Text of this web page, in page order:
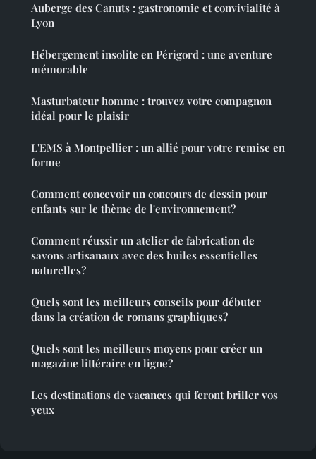
Auberge des Canuts : gastronomie et convivialité à
Lyon
Hébergement insolite en Périgord : une aventure
mémorable
Masturbateur homme : trouvez votre compagnon
idéal pour le plaisir
L'EMS à Montpellier : un allié pour votre remise en
forme
Comment concevoir un concours de dessin pour
enfants sur le thème de l'environnement?
Comment réussir un atelier de fabrication de
savons artisanaux avec des huiles essentielles
naturelles?
Quels sont les meilleurs conseils pour débuter
dans la création de romans graphiques?
Quels sont les meilleurs moyens pour créer un
magazine littéraire en ligne?
Les destinations de vacances qui feront briller vos
yeux